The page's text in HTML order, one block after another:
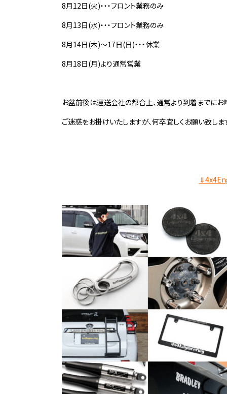
8月12日(火)・・・フロント業務のみ
8月13日(水)・・・フロント業務のみ
8月14日(木)～17日(日)・・・休業
8月18日(月)より通常営業
お盆前後は運送会社の都合上、通常より到着までにお
ご迷惑をお掛けいたしますが、何卒宜しくお願い致しま